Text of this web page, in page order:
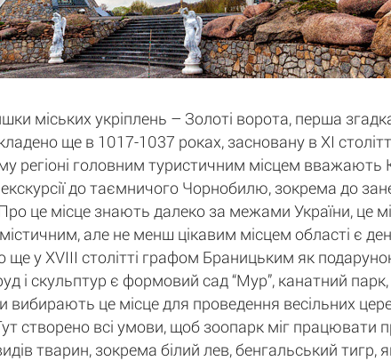
міських укріплень – Золоті ворота, перша
ще в 1017-1037 роках, засновану в XI
регіоні головним туристичним місцем вважають
до таємничого Чорнобилю, зокрема до
це місце знають далеко за межами України, це
але не менш цікавим місцем області є
у XVIII столітті графом Браницьким як
і скульптур є формовий сад “Мур”, канатний
вибирають це місце для проведення весільних
створено всі умови, щоб зоопарк міг працювати
тварин, зокрема білий лев, бенгальський тигр,